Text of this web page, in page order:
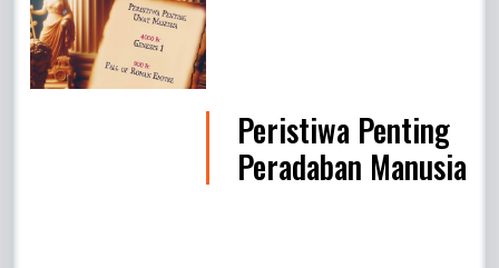
Peristiwa Penting
Peradaban Manusia